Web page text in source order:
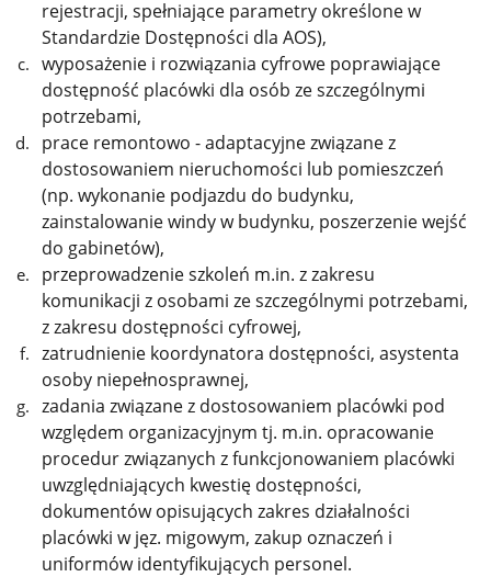
rejestracji, spełniające parametry określone w
Standardzie Dostępności dla AOS),
wyposażenie i rozwiązania cyfrowe poprawiające
dostępność placówki dla osób ze szczególnymi
potrzebami,
prace remontowo - adaptacyjne związane z
dostosowaniem nieruchomości lub pomieszczeń
(np. wykonanie podjazdu do budynku,
zainstalowanie windy w budynku, poszerzenie wejść
do gabinetów),
przeprowadzenie szkoleń m.in. z zakresu
komunikacji z osobami ze szczególnymi potrzebami,
z zakresu dostępności cyfrowej,
zatrudnienie koordynatora dostępności, asystenta
osoby niepełnosprawnej,
zadania związane z dostosowaniem placówki pod
względem organizacyjnym tj. m.in. opracowanie
procedur związanych z funkcjonowaniem placówki
uwzględniających kwestię dostępności,
dokumentów opisujących zakres działalności
placówki w jęz. migowym, zakup oznaczeń i
uniformów identyfikujących personel.